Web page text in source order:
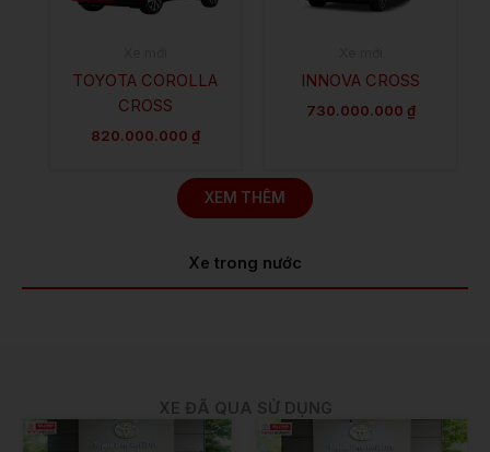
Xe trong nước
TOYOTA COROLLA
CROSS
820.000.000 ₫
INNOVA CROSS
730.000.000 ₫
XEM THÊM
XE ĐÃ QUA SỬ DỤNG